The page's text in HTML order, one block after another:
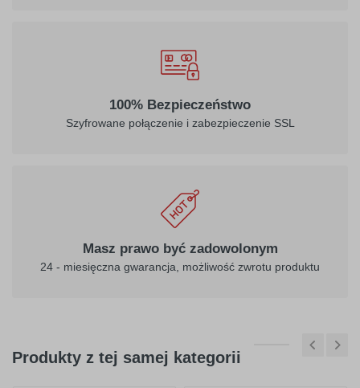
100% Bezpieczeństwo
Szyfrowane połączenie i zabezpieczenie SSL
Masz prawo być zadowolonym
24 - miesięczna gwarancja, możliwość zwrotu produktu
Produkty z tej samej kategorii